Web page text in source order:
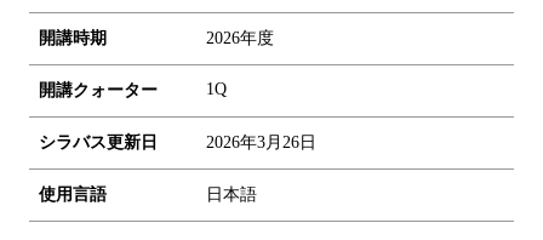
開講時期 2026年度
開講クォーター 1Q
シラバス更新日 2026年3月26日
使用言語 日本語